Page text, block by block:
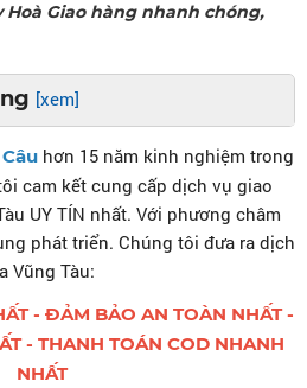
Hoà Giao hàng nhanh chóng,
[xem]
NHANH BỒ CÂU
TÂM
TỪ HÀ NỘI ĐI TOÀN QUỐC
TỪ ĐÀ NẴNG ĐI TOÀN QUỐC
Câu hơn 15 năm kinh nghiệm trong
cam kết cung cấp dịch vụ giao
UY TÍN nhất. Với phương châm
phát triển. Chúng tôi đưa ra dịch
Vũng Tàu:
- ĐẢM BẢO AN TOÀN NHẤT -
- THANH TOÁN COD NHANH
NHẤT